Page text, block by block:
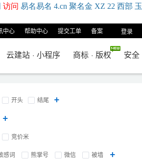
访问 易名易名 4.cn 聚名金 XZ 22 西部 玉